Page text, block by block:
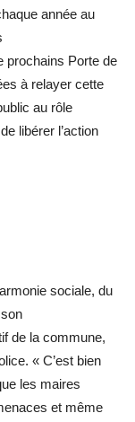
année au
prochains Porte de
à relayer cette
au rôle
libérer l’action
sociale, du
de la commune,
« C’est bien
les maires
et même